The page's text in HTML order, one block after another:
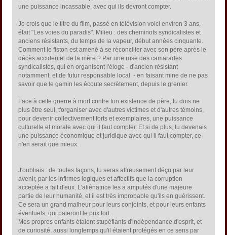
une puissance incassable, avec qui ils devront compter.
Je crois que le titre du film, passé en télévision voici environ 3 ans,
était "Les voies du paradis". Milieu : des cheminots syndicalistes et
anciens résistants, du temps de la vapeur, début années cinquante.
Comment le fiston est amené à se réconcilier avec son père après le
décès accidentel de la mère ? Par une ruse des camarades
syndicalistes, qui en organisent l'éloge - d'ancien résistant
notamment, et de futur responsable local - en faisant mine de ne pas
savoir que le gamin les écoute secrètement, depuis le grenier.
Face à cette guerre à mort contre ton existence de père, tu dois ne
plus être seul, t'organiser avec d'autres victimes et d'autres témoins,
pour devenir collectivement forts et exemplaires, une puissance
culturelle et morale avec qui il faut compter. Et si de plus, tu devenais
une puissance économique et juridique avec qui il faut compter, ce
n'en serait que mieux.
J'oubliais : de toutes façons, tu seras affreusement déçu par leur
avenir, par les infirmes logiques et affectifs que la corruption
acceptée a fait d'eux. L'aliénatrice les a amputés d'une majeure
partie de leur humanité, et il est très improbable qu'ils en guérissent.
Ce sera un grand malheur pour leurs conjoints, et pour leurs enfants
éventuels, qui paieront le prix fort.
Mes propres enfants étaient stupéfiants d'indépendance d'esprit, et
de curiosité, aussi longtemps qu'il étaient protégés en ce sens par